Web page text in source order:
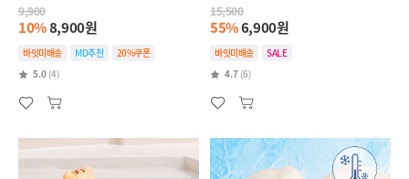
9,900
10%8,900원
바잇미배송 MD추천
20%쿠폰
5.0 (4)
15,500
55%6,900원
바잇미배송
SALE
4.7 (6)